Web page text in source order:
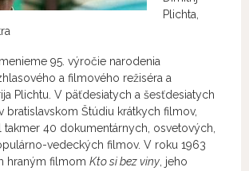
Plichta,
95. výročie narodenia
a filmového režiséra a
Plichtu. V päťdesiatych a šesťdesiatych
Štúdiu krátkych filmov,
40 dokumentárnych, osvetových,
vedeckých filmov. V roku 1963
hraným filmom Kto si bez viny , jeho